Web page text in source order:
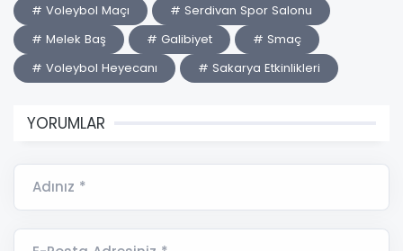
# Voleybol Maçı
# Serdivan Spor Salonu
# Melek Baş
# Galibiyet
# Smaç
# Voleybol Heyecanı
# Sakarya Etkinlikleri
YORUMLAR
Adınız *